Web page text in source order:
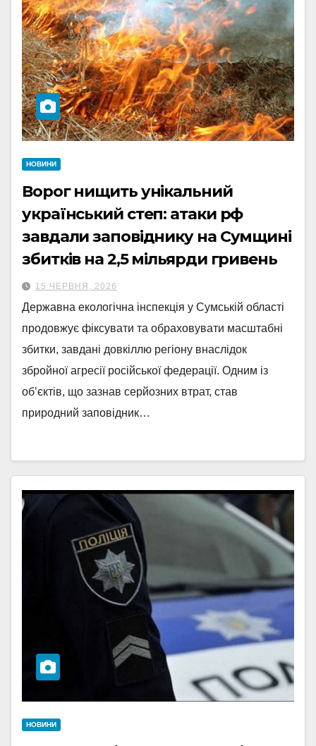
НОВИНИ
Ворог нищить унікальний
український степ: атаки рф
завдали заповіднику на Сумщині
збитків на 2,5 мільярди гривень
15 ЧЕРВНЯ, 2026
Державна екологічна інспекція у Сумській області
продовжує фіксувати та обраховувати масштабні
збитки, завдані довкіллю регіону внаслідок
збройної агресії російської федерації. Одним із
об’єктів, що зазнав серйозних втрат, став
природний заповідник…
НОВИНИ